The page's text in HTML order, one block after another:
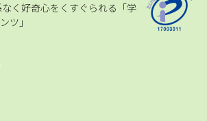
く好奇心をくすぐられる「学
ツ」